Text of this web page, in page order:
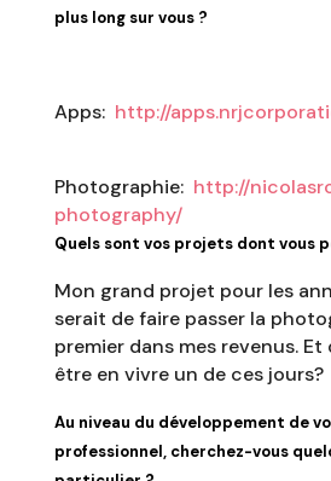
plus long sur vous ?
Apps: http://
Photographie: http://
photography/
Quels sont vos projets dont vous
Mon grand projet pour les
serait de faire passer la
premier dans mes revenus.
être en vivre un de ces jours?
Au niveau du développement de
professionnel, cherchez-vous